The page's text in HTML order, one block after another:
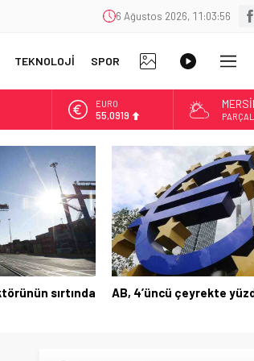
6 Ağustos 2026, 11:03:56
TEKNOLOJİ SPOR
GALERİGALERİ
EURO
55,0919
ALTIN
DOLAR
47,5932
yüzde 0,3 büyüdü
Avro Bölgesi’nde